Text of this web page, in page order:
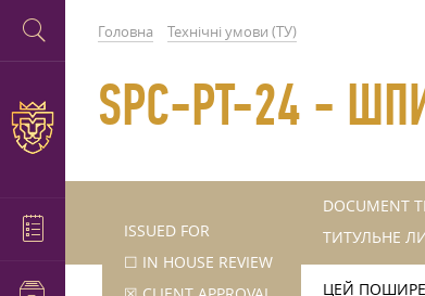
Головна Технічні умови (ТУ)
SPC-PT-24 -
ISSUED FOR
☐ IN HOUSE REVIEW
DOCUMENT
ТИТУЛЬНЕ
ЦЕЙ